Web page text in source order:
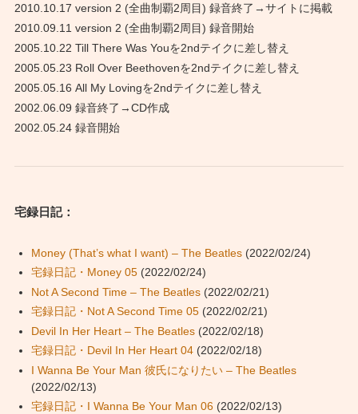
2010.10.17 version 2 (全曲制覇2周目) 録音終了→サイトに掲載
2010.09.11 version 2 (全曲制覇2周目) 録音開始
2005.10.22 Till There Was Youを2ndテイクに差し替え
2005.05.23 Roll Over Beethovenを2ndテイクに差し替え
2005.05.16 All My Lovingを2ndテイクに差し替え
2002.06.09 録音終了→CD作成
2002.05.24 録音開始
宅録日記：
Money (That’s what I want) – The Beatles(2022/02/24)
宅録日記・Money 05(2022/02/24)
Not A Second Time – The Beatles(2022/02/21)
宅録日記・Not A Second Time 05(2022/02/21)
Devil In Her Heart – The Beatles(2022/02/18)
宅録日記・Devil In Her Heart 04(2022/02/18)
I Wanna Be Your Man 彼氏になりたい – The Beatles
(2022/02/13)
宅録日記・I Wanna Be Your Man 06(2022/02/13)